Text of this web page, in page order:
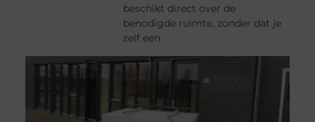
beschikt direct over de
benodigde ruimte, zonder dat je
zelf een